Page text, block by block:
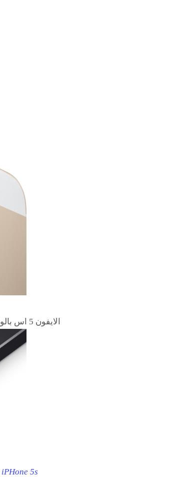
الايفون 5 اس بالوانه الثلاثة من اليمين الذهبي ، الاسود الفضائي ، الابيض الفضي
iPHone 5s